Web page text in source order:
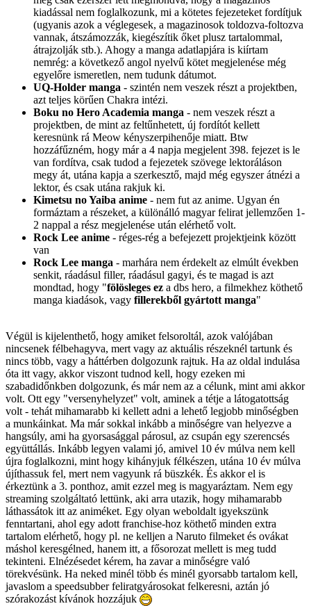
kiadással nem foglalkozunk, mi a kötetes fejezeteket fordítjuk
(ugyanis azok a véglegesek, a magazinosok toldozva-foltozva
vannak, átszámozzák, kiegészítik őket plusz tartalommal,
átrajzolják stb.). Ahogy a manga adatlapjára is kiírtam
nemrég: a következő angol nyelvű kötet megjelenése még
egyelőre ismeretlen, nem tudunk dátumot.
UQ-Holder manga - szintén nem veszek részt a projektben,
azt teljes körűen Chakra intézi.
Boku no Hero Academia manga - nem veszek részt a
projektben, de mint az feltűnhetett, új fordítót kellett
keresnünk rá Meow kényszerpihenője miatt. Btw
hozzáfűzném, hogy már a 4 napja megjelent 398. fejezet is le
van fordítva, csak tudod a fejezetek szövege lektoráláson
megy át, utána kapja a szerkesztő, majd még egyszer átnézi a
lektor, és csak utána rakjuk ki.
Kimetsu no Yaiba anime - nem fut az anime. Ugyan én
formáztam a részeket, a különálló magyar felirat jellemzően 1-
2 nappal a rész megjelenése után elérhető volt.
Rock Lee anime - réges-rég a befejezett projektjeink között
van
Rock Lee manga - marhára nem érdekelt az elmúlt években
senkit, ráadásul filler, ráadásul gagyi, és te magad is azt
mondtad, hogy "fölösleges ez a dbs hero, a filmekhez köthető
manga kiadások, vagy fillerekből gyártott manga"
Végül is kijelenthető, hogy amiket felsoroltál, azok valójában
nincsenek félbehagyva, mert vagy az aktuális részeknél tartunk és
nincs több, vagy a háttérben dolgozunk rajtuk. Ha az oldal indulása
óta itt vagy, akkor viszont tudnod kell, hogy ezeken mi
szabadidőnkben dolgozunk, és már nem az a célunk, mint ami akkor
volt. Ott egy "versenyhelyzet" volt, aminek a tétje a látogatottság
volt - tehát mihamarabb ki kellett adni a lehető legjobb minőségben
a munkáinkat. Ma már sokkal inkább a minőségre van helyezve a
hangsúly, ami ha gyorsasággal párosul, az csupán egy szerencsés
együttállás. Inkább legyen valami jó, amivel 10 év múlva nem kell
újra foglalkozni, mint hogy kihányjuk félkészen, utána 10 év múlva
újíthassuk fel, mert nem vagyunk rá büszkék. És akkor el is
érkeztünk a 3. ponthoz, amit ezzel meg is magyaráztam. Nem egy
streaming szolgáltató lettünk, aki arra utazik, hogy mihamarabb
láthassátok itt az animéket. Egy olyan weboldalt igyekszünk
fenntartani, ahol egy adott franchise-hoz köthető minden extra
tartalom elérhető, hogy pl. ne kelljen a Naruto filmeket és ovákat
máshol keresgélned, hanem itt, a fősorozat mellett is meg tudd
tekinteni. Elnézésedet kérem, ha zavar a minőségre való
törekvésünk. Ha neked minél több és minél gyorsabb tartalom kell,
javaslom a speedsubber feliratgyárosokat felkeresni, aztán jó
szórakozást kívánok hozzájuk